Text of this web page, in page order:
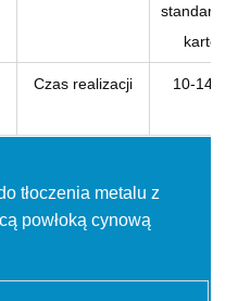
karton
Czas realizacji 10-14 dni
tłoczenia metalu z
powłoką cynową